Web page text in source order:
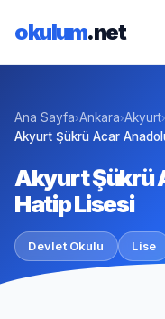
okulum.net
Ana Sayfa›Ankara›Akyurt›
Akyurt Şükrü Acar
Akyurt Şükrü
Hatip Lisesi
Devlet Okulu Lise